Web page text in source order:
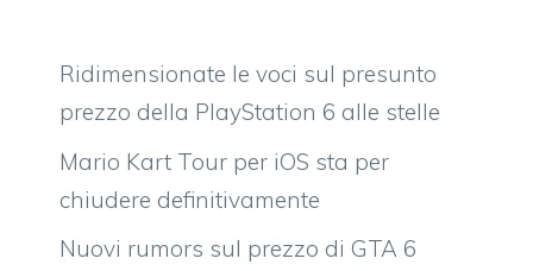
Ridimensionate le voci sul presunto
prezzo della PlayStation 6 alle stelle
Mario Kart Tour per iOS sta per
chiudere definitivamente
Nuovi rumors sul prezzo di GTA 6